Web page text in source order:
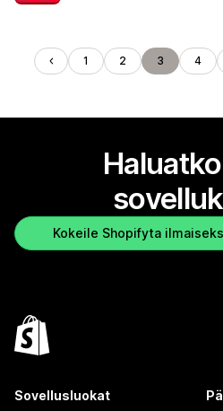
1 2 3 4
Kokeile Shopifyta
Sovellusluokat